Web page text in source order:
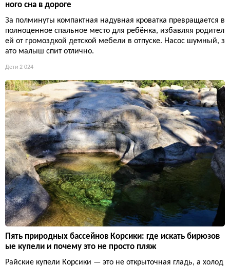
ного сна в дороге
За полминуты компактная надувная кроватка превращается в
полноценное спальное место для ребёнка, избавляя родител
ей от громоздкой детской мебели в отпуске. Насос шумный, з
ато малыш спит отлично.
Дети 2 024
Пять природных бассейнов Корсики: где искать бирюзов
ые купели и почему это не просто пляж
Райские купели Корсики — это не открыточная гладь, а холод